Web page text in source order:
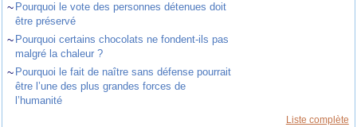
~ Pourquoi le vote des personnes détenues doit
être préservé
~ Pourquoi certains chocolats ne fondent-ils pas
malgré la chaleur ?
~ Pourquoi le fait de naître sans défense pourrait
être l’une des plus grandes forces de
l’humanité
Liste complète